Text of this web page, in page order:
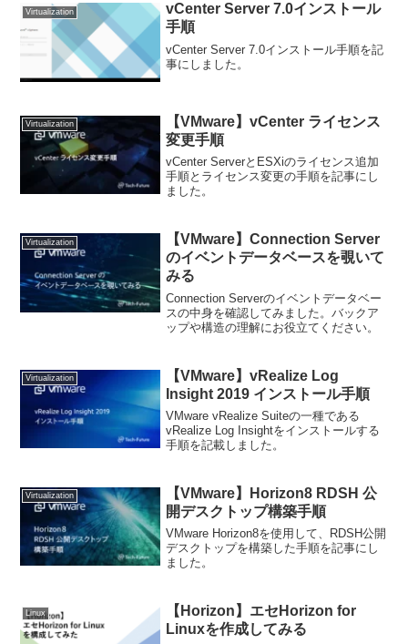
Virtualization
vCenter Server 7.0インストール
手順
vCenter Server 7.0インストール手順を記
事にしました。
Virtualization
【VMware】vCenter ライセンス
変更手順
vCenter ServerとESXiのライセンス追加
手順とライセンス変更の手順を記事にし
ました。
Virtualization
【VMware】Connection Server
のイベントデータベースを覗いて
みる
Connection Serverのイベントデータベー
スの中身を確認してみました。バックア
ップや構造の理解にお役立てください。
Virtualization
【VMware】vRealize Log
Insight 2019 インストール手順
VMware vRealize Suiteの一種である
vRealize Log Insightをインストールする
手順を記載しました。
Virtualization
【VMware】Horizon8 RDSH 公
開デスクトップ構築手順
VMware Horizon8を使用して、RDSH公開
デスクトップを構築した手順を記事にし
ました。
Linux
【Horizon】エセHorizon for
Linuxを作成してみる